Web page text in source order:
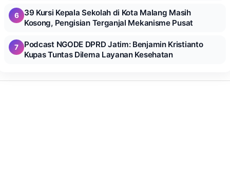
6
39 Kursi Kepala Sekolah di Kota Malang Masih
Kosong, Pengisian Terganjal Mekanisme Pusat
7
Podcast NGODE DPRD Jatim: Benjamin Kristianto
Kupas Tuntas Dilema Layanan Kesehatan